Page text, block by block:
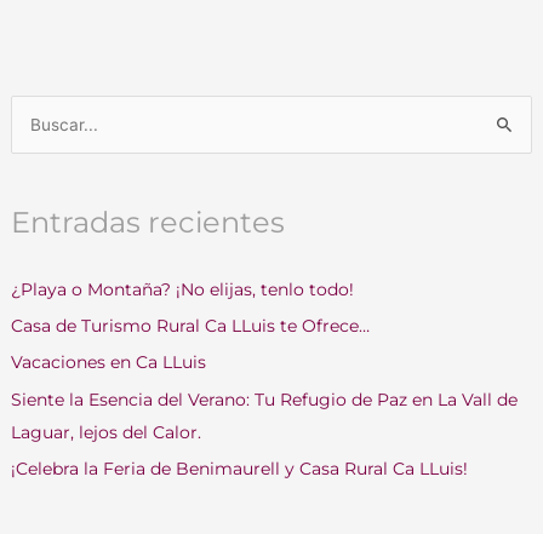
c
r
p
o
r
:
Entradas recientes
¿Playa o Montaña? ¡No elijas, tenlo todo!
Casa de Turismo Rural Ca LLuis te Ofrece…
Vacaciones en Ca LLuis
Siente la Esencia del Verano: Tu Refugio de Paz en La Vall de
Laguar, lejos del Calor.
¡Celebra la Feria de Benimaurell y Casa Rural Ca LLuis!